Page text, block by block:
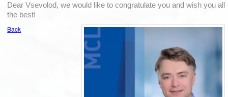
Dear Vsevolod, we would like to congratulate you and wish you all
the best!
Back